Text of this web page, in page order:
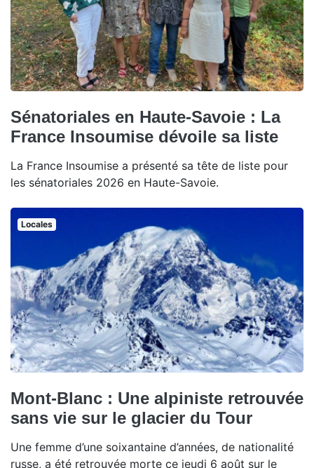
Sénatoriales en Haute-Savoie : La
France Insoumise dévoile sa liste
La France Insoumise a présenté sa tête de liste pour
les sénatoriales 2026 en Haute-Savoie.
Locales
Mont-Blanc : Une alpiniste retrouvée
sans vie sur le glacier du Tour
Une femme d’une soixantaine d’années, de nationalité
russe, a été retrouvée morte ce jeudi 6 août sur le